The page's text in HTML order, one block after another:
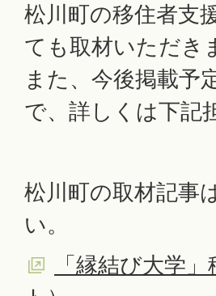
松川町の移住者支
ても取材いただき
また、今後掲載予
で、詳しくは下記
松川町の取材記事
い。
「縁結び大学